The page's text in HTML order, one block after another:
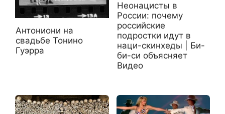
Антониони на
свадьбе Тонино
Гуэрра
Неонацисты в
России: почему
российские
подростки идут в
наци-скинхеды | Би-
би-си объясняет
Видео